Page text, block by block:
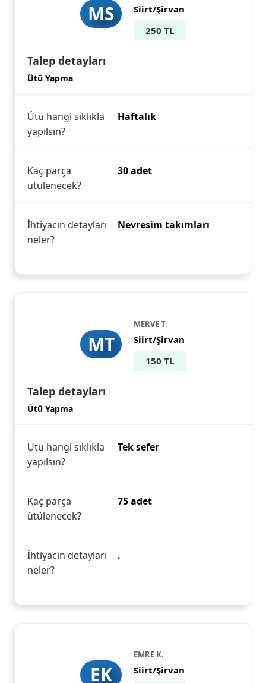
MS
Siirt/Şirvan
250 TL
Talep detayları
Ütü Yapma
Ütü hangi sıklıkla
yapılsın?
Haftalık
Kaç parça
ütülenecek?
30 adet
İhtiyacın detayları
neler?
Nevresim takımları
MT
MERVE T.
Siirt/Şirvan
150 TL
Talep detayları
Ütü Yapma
Ütü hangi sıklıkla
yapılsın?
Tek sefer
Kaç parça
ütülenecek?
75 adet
İhtiyacın detayları
neler?
.
EK
EMRE K.
Siirt/Şirvan